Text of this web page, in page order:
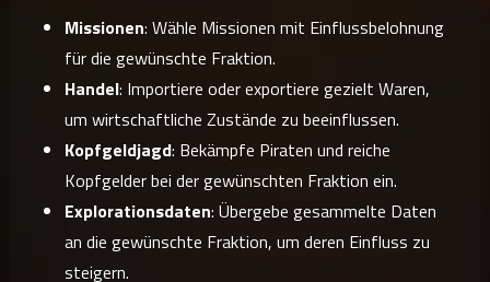
Missionen: Wähle Missionen mit Einflussbelohnung
für die gewünschte Fraktion.
Handel: Importiere oder exportiere gezielt Waren,
um wirtschaftliche Zustände zu beeinflussen.
Kopfgeldjagd: Bekämpfe Piraten und reiche
Kopfgelder bei der gewünschten Fraktion ein.
Explorationsdaten: Übergebe gesammelte Daten
an die gewünschte Fraktion, um deren Einfluss zu
steigern.